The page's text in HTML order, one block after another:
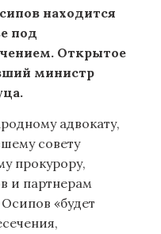
находится
под
Открытое
министр
адвокату,
совету
прокурору,
и партнерам
«будет